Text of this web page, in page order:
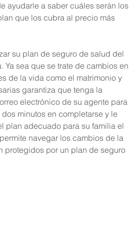
ayudarle a saber cuáles serán los
que los cubra al precio más
su plan de seguro de salud del
sea que se trate de cambios en
de la vida como el matrimonio y
garantiza que tenga la
electrónico de su agente para
minutos en completarse y le
plan adecuado para su familia el
navegar los cambios de la
protegidos por un plan de seguro